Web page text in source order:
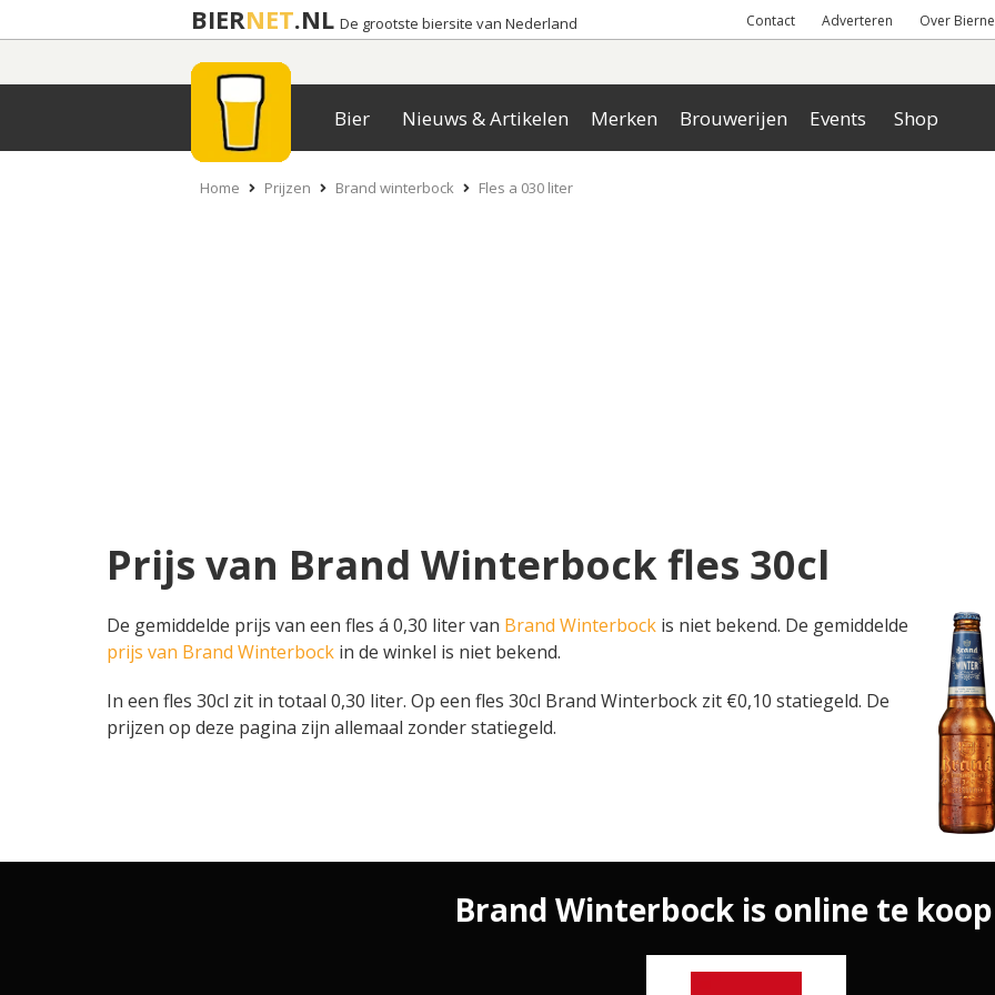
BIERNET.NL De grootste biersite van Nederland Contact Adverteren Over
Bier Nieuws & Artikelen Merken Brouwerijen Events Shop
Home Prijzen Brand winterbock Fles a 030 liter
Prijs van Brand Winterbock fles 30cl
De gemiddelde prijs van een fles á 0,30 liter van Brand Winterbock is niet bekend. De gemiddelde
prijs van Brand Winterbock in de winkel is niet bekend.
In een fles 30cl zit in totaal 0,30 liter. Op een fles 30cl Brand Winterbock zit €0,10 statiegeld. De
prijzen op deze pagina zijn allemaal zonder statiegeld.
Brand Winterbock is online te